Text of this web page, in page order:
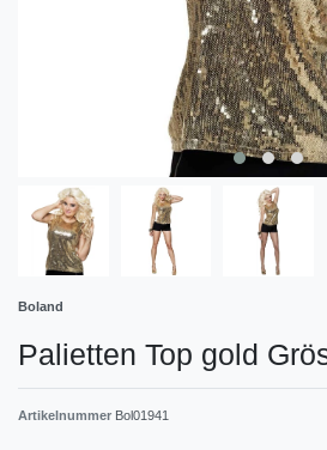
Boland
Palietten Top gold
Artikelnummer Bol01941